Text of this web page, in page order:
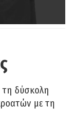
δύσκολη
με τη